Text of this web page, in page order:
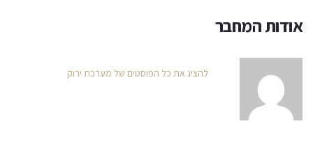
אודות המחבר
להציג את כל הפוסטים של מערכת ירוק